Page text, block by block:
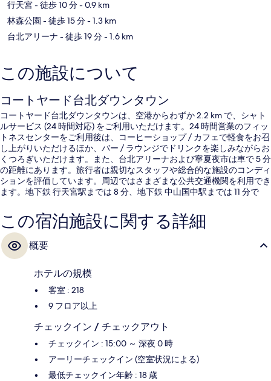
行天宮- 徒歩 10 分- 0.9 km
林森公園 - 徒歩 15 分- 1.3 km
台北アリーナ - 徒歩 19 分- 1.6 km
この施設について
コートヤード台北ダウンタウン
コートヤード台北ダウンタウンは、空港からわずか 2.2 km で、シャト
ルサービス (24 時間対応) をご利用いただけます。24 時間営業のフィッ
トネスセンターをご利用後は、コーヒーショップ / カフェで軽食をお召
し上がりいただけるほか、バー / ラウンジでドリンクを楽しみながらお
くつろぎいただけます。また、台北アリーナおよび寧夏夜市は車で 5 分
の距離にあります。旅行者は親切なスタッフや総合的な施設のコンディ
ションを評価しています。周辺ではさまざまな公共交通機関を利用でき
ます。地下鉄 行天宮駅までは 8 分、地下鉄 中山国中駅までは 11 分で
この宿泊施設に関する詳細
概要
ホテルの規模
客室 : 218
9 フロア以上
チェックイン / チェックアウト
チェックイン : 15:00 ～ 深夜 0 時
アーリーチェックイン (空室状況による)
最低チェックイン年齢 : 18 歳